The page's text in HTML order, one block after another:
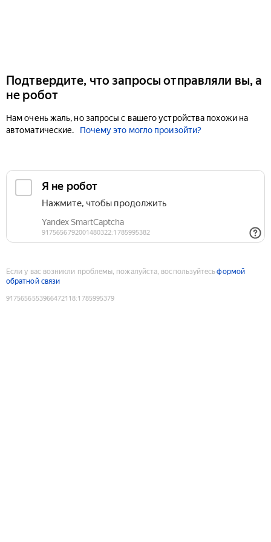
Подтвердите, что запросы отправляли вы, а
не робот
Нам очень жаль, но запросы с вашего устройства похожи на
автоматические.
Почему это могло произойти?
Если у вас возникли проблемы, пожалуйста, воспользуйтесьформой
обратной связи
9175656553966472118:1785995379